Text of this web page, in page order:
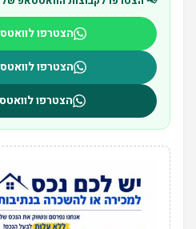
הצטרפו
הצטרפו
הצטרפו